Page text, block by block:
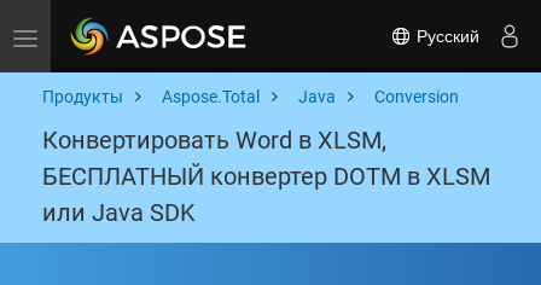
Toggle navigation Русский
Продукты Aspose.Total Java Conversion
Конвертировать Word в XLSM,
БЕСПЛАТНЫЙ конвертер DOTM в XLSM
или Java SDK